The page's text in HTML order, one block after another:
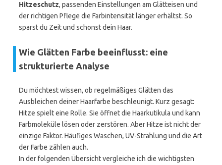
Hitzeschutz, passenden Einstellungen am Glätteisen und
der richtigen Pflege die Farbintensität länger erhältst. So
sparst du Zeit und schonst dein Haar.
Wie Glätten Farbe beeinflusst: eine
strukturierte Analyse
Du möchtest wissen, ob regelmäßiges Glätten das
Ausbleichen deiner Haarfarbe beschleunigt. Kurz gesagt:
Hitze spielt eine Rolle. Sie öffnet die Haarkutikula und kann
Farbmoleküle lösen oder zerstören. Aber Hitze ist nicht der
einzige Faktor. Häufiges Waschen, UV-Strahlung und die Art
der Farbe zählen auch.
In der folgenden Übersicht vergleiche ich die wichtigsten